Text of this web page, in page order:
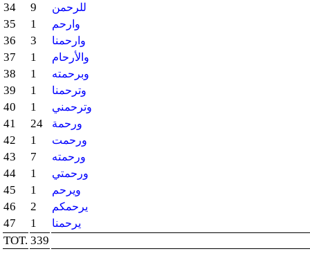
34 9 للرحمن
35 1 وارحم
36 3 وارحمنا
37 1 والأرحام
38 1 وبرحمته
39 1 وترحمنا
40 1 وترحمني
41 24 ورحمة
42 1 ورحمت
43 7 ورحمته
44 1 ورحمتي
45 1 ويرحم
46 2 يرحمكم
47 1 يرحمنا
TOT. 339